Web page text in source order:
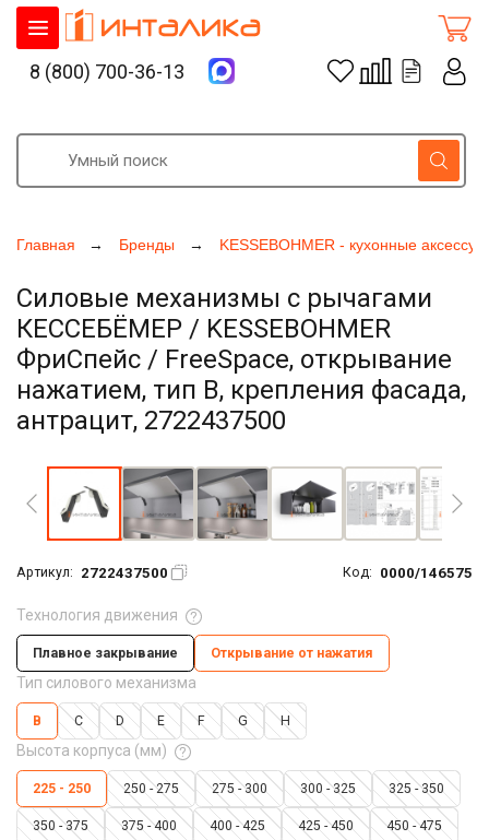
Главная Бренды KESSEBOHMER - кухонные
Силовые механизмы с рычагами
КЕССЕБЁМЕР / KESSEBOHMER
ФриСпейс / FreeSpace, открывание
нажатием, тип B, крепления фасада,
антрацит, 2722437500
Артикул: 2722437500 Код: 0000/146575
Технология движения
Плавное закрывание Открывание от нажатия
Тип силового механизма
B C D E F G H
Высота корпуса (мм)
225 - 250 250 - 275 275 - 300 300 - 325 325 - 350
350 - 375 375 - 400 400 - 425 425 - 450 450 - 475
8 (800) 700-36-13